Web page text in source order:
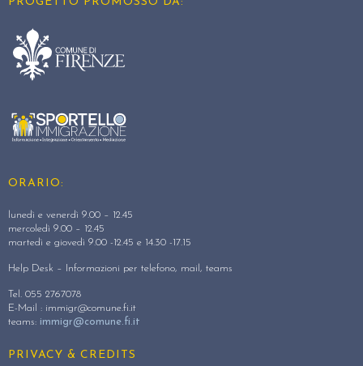
ORARIO:
lunedì e venerdì 9.00 – 12.45
mercoledì 9.00 – 12.45
martedì e giovedì 9.00 -12.45 e 14.30 -17.15
Help Desk – Informazioni per telefono, mail, teams
Tel. 055 2767078
E-Mail : immigr@comune.fi.it
teams: immigr@comune.fi.it
PRIVACY & CREDITS